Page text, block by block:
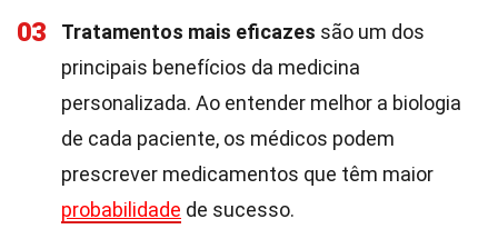
03 Tratamentos mais eficazes são um dos
principais benefícios da medicina
personalizada. Ao entender melhor a biologia
de cada paciente, os médicos podem
prescrever medicamentos que têm maior
probabilidade de sucesso.